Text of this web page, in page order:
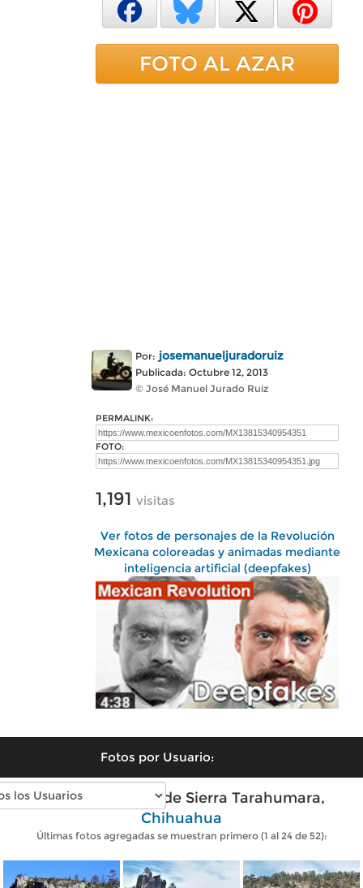
FOTO AL AZAR
Por: josemanueljuradoruiz
Publicada: Octubre 12, 2013
© José Manuel Jurado Ruiz
PERMALINK:
FOTO:
1,191 visitas
Ver fotos de personajes de la Revolución
Mexicana coloreadas y animadas mediante
inteligencia artificial (deepfakes)
Fotos por Usuario:
Fotos modernas de Sierra Tarahumara,
Chihuahua
Últimas fotos agregadas se muestran primero (1 al 24 de 52):